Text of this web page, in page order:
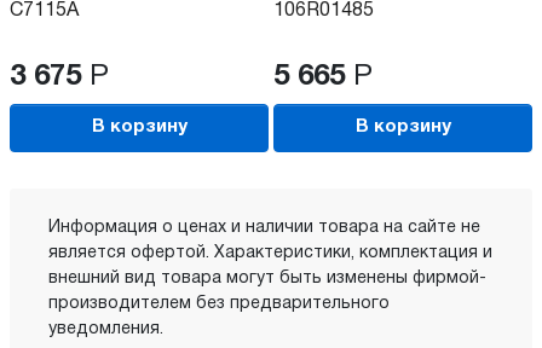
C7115A
3 675 Р
В корзину
106R01485
5 665 Р
В корзину
Информация о ценах и наличии товара на сайте не
является офертой. Характеристики, комплектация и
внешний вид товара могут быть изменены фирмой-
производителем без предварительного
уведомления.